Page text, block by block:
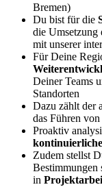
Bremen)
Du bist für die
die Umsetzung
mit unserer
Für Deine
Deiner Teams
Standorten
Dazu zählt der
das Führen
Proaktiv
Zudem stellst
Bestimmungen
in